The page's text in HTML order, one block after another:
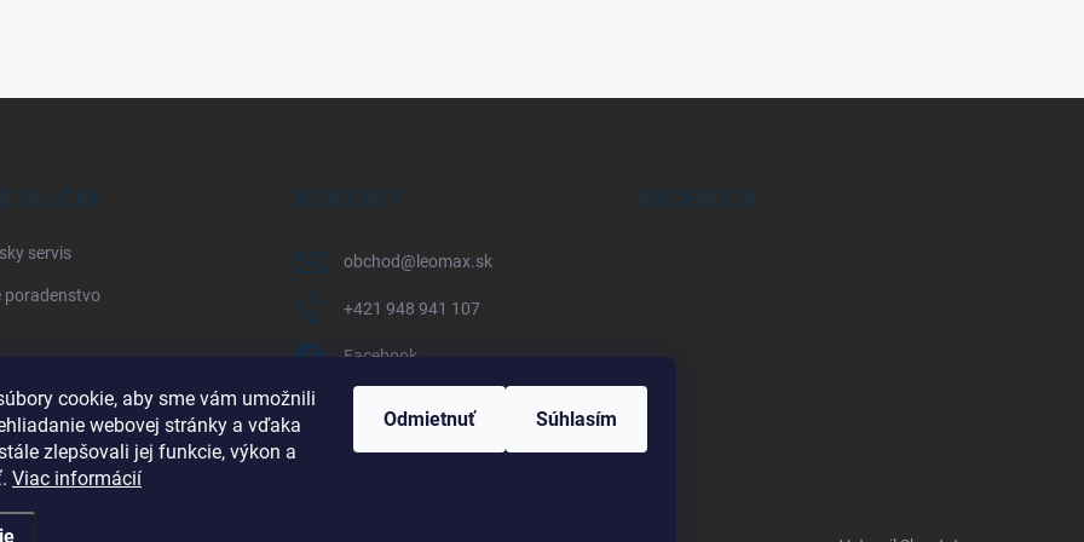
cookie, aby sme vám umožnili
webovej stránky a vďaka
zlepšovali jej funkcie, výkon a
Viac informácií
Odmietnuť Súhlasím
SLUŽBY
servis
poradenstvo
KONTAKT
obchod@ leomax.sk
+421 948 941 107
Facebook
+421 948 941 107
FACEBOOK